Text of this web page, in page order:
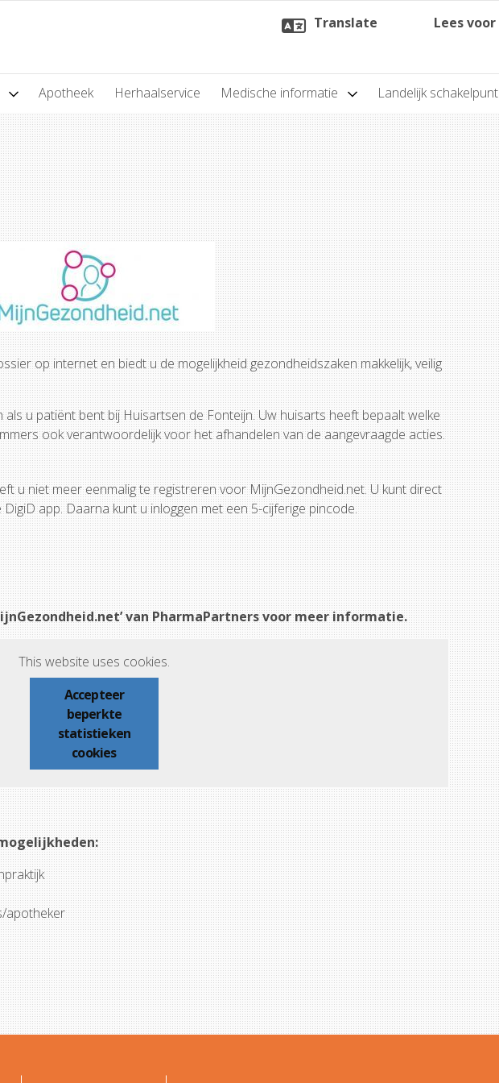
Translate Lees voor
Apotheek Herhaalservice Medische informatie Landelijk schakelpunt
op internet en biedt u de mogelijkheid gezondheidszaken makkelijk, veilig
als u patiënt bent bij Huisartsen de Fonteijn. Uw huisarts heeft bepaalt welke
ook verantwoordelijk voor het afhandelen van de aangevraagde acties.
u niet meer eenmalig te registreren voor MijnGezondheid.net. U kunt direct
app. Daarna kunt u inloggen met een 5-cijferige pincode.
van PharmaPartners voor meer informatie.
This website uses cookies.
Accepteer
beperkte
statistieken
cookies
apotheker